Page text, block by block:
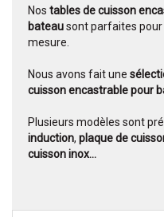
Nos tables de cuisson
bateausont parfaites pour
mesure.
Nous avons fait une
cuisson encastrable pour
Plusieurs modèles sont
induction, plaque de
cuisson inox...